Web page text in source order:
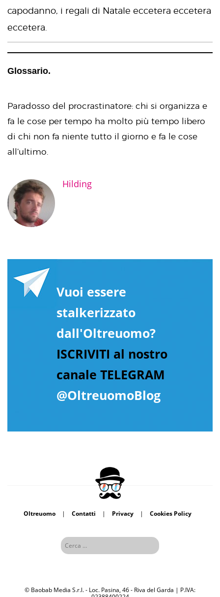
capodanno, i regali di Natale eccetera eccetera
eccetera.
Glossario.
Paradosso del procrastinatore: chi si organizza e
fa le cose per tempo ha molto più tempo libero
di chi non fa niente tutto il giorno e fa le cose
all’ultimo.
Hilding
Vuoi essere
stalkerizzato
dall'Oltreuomo?
ISCRIVITI al nostro
canale TELEGRAM
@OltreuomoBlog
Oltreuomo | Contatti | Privacy | Cookies Policy
© Baobab Media S.r.l. - Loc. Pasina, 46 - Riva del Garda | P.IVA: